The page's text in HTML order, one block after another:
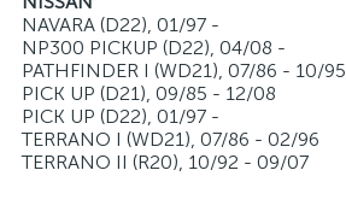
NAVARA (D22), 01/97 -
NP300 PICKUP (D22), 04/08 -
PATHFINDER I (WD21), 07/86 - 10/95
PICK UP (D21), 09/85 - 12/08
PICK UP (D22), 01/97 -
TERRANO I (WD21), 07/86 - 02/96
TERRANO II (R20), 10/92 - 09/07